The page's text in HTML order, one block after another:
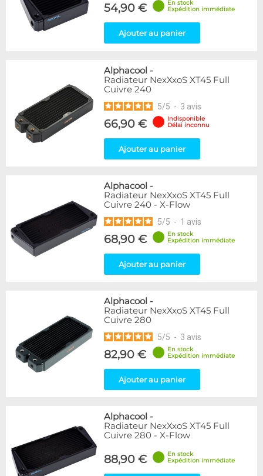
54,90 €
En stock
Expédition immédiate
Ajouter au panier
Alphacool -
Radiateur NexXxoS XT45 Full
Cuivre 240
5/5 - 3 avis
66,90 €
Indisponible
Délai inconnu
Ajouter au panier
Alphacool -
Radiateur NexXxoS XT45 Full
Cuivre 240 - X-Flow
5/5 - 1 avis
68,90 €
En stock
Expédition immédiate
Ajouter au panier
Alphacool -
Radiateur NexXxoS XT45 Full
Cuivre 280
5/5 - 3 avis
82,90 €
En stock
Expédition immédiate
Ajouter au panier
Alphacool -
Radiateur NexXxoS XT45 Full
Cuivre 280 - X-Flow
88,90 €
En stock
Expédition immédiate